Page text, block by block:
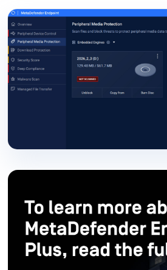
MetaDefender – Integrierte Anti-